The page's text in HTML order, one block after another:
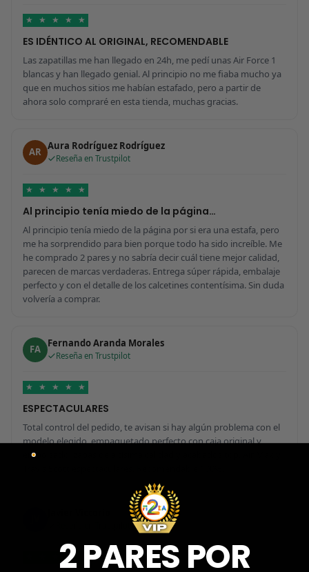
★ ★ ★ ★ ★
ES IDÉNTICO AL ORIGINAL, RECOMENDABLE
Las zapatillas me han llegado en 24h, me pedí unas Air Force 1
blancas y han llegado genial. Al principio no me fiaba mucho ya
que en muchos sitios me habían estafado, pero a partir de
ahora solo compraré en esta tienda, muchas gracias.
AR Aura Rodríguez Rodríguez
Reseña en Trustpilot
★ ★ ★ ★ ★
Al principio tenía miedo de la página…
Al principio tenía miedo de la página por si era una estafa, pero
me ha sorprendido para bien porque todo ha sido increíble. Me
he comprado 2 pares y no sabría decir cuál tiene mejor calidad,
parecen de marcas verdaderas. Entrega súper rápida, embalaje
perfecto y con el detalle de los calcetines contentísima. Sin duda
volvería a comprar.
FA Fernando Aranda Morales
Reseña en Trustpilot
★ ★ ★ ★ ★
ESPECTACULARES
Total control del pedido, te avisan si hay algún problema con el
modelo elegido, empaquetado perfecto con caja original y
embolsado, zapas de altísima calidad y acabados top. Air Max y
★
2 PARES POR